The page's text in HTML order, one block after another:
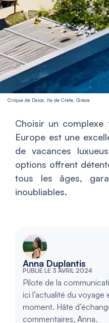
Crique de Daios, île de Crète, Grèce
Choisir un
Europe est une
de vacances
options offrent
tous les âges,
inoubliables.
Anna Duplantis
PUBLIÉ LE 3 AVRIL 2024
Pilote de la
ici l’actualité du voyage
moment. Hâte
commentaires, Anna.